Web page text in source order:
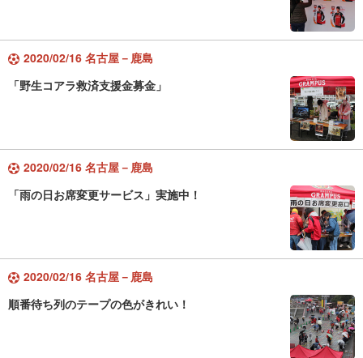
2020/02/16 名古屋－鹿島
「野生コアラ救済支援金募金」
2020/02/16 名古屋－鹿島
「雨の日お席変更サービス」実施中！
2020/02/16 名古屋－鹿島
順番待ち列のテープの色がきれい！